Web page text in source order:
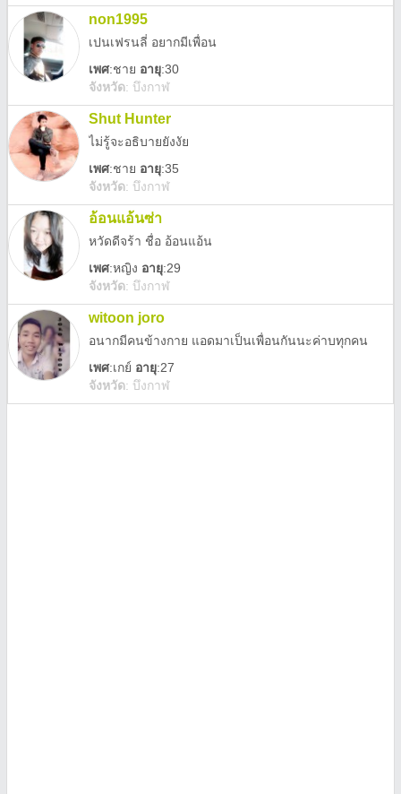
non1995
เปนเฟรนลี่ อยากมีเพื่อน
เพศ:ชาย อายุ:30
จังหวัด: บึงกาฬ
Shut Hunter
ไม่รู้จะอธิบายยังงัย
เพศ:ชาย อายุ:35
จังหวัด: บึงกาฬ
อ้อนแอ้นซ่า
หวัดดีจร้า ชื่่อ อ้อนแอ้น
เพศ:หญิง อายุ:29
จังหวัด: บึงกาฬ
witoon joro
อนากมีคนข้างกาย แอดมาเป็นเพื่อนกันนะค่าบทุกคน
เพศ:เกย์ อายุ:27
จังหวัด: บึงกาฬ